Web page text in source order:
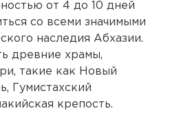
от 4 до 10 дней
со всеми значимыми
наследия Абхазии.
древние храмы,
такие как Новый
Гумистахский
крепость.